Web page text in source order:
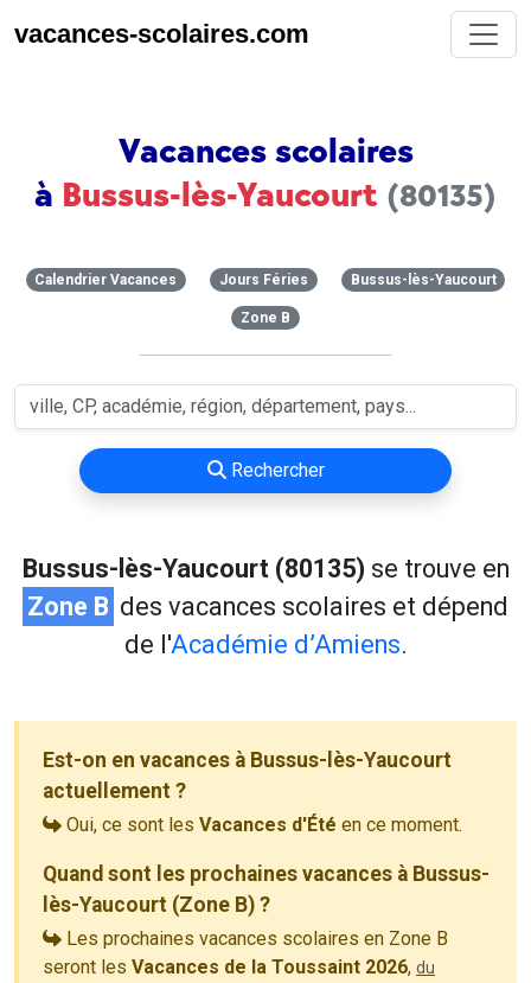
vacances-scolaires.com
Vacances scolaires
à Bussus-lès-Yaucourt (80135)
Calendrier Vacances Jours Féries Bussus-lès-Yaucourt
Zone B
Rechercher
Bussus-lès-Yaucourt (80135) se trouve en
Zone B des vacances scolaires et dépend
de l'Académie d’Amiens.
Est-on en vacances à Bussus-lès-Yaucourt
actuellement ?
Oui, ce sont les Vacances d'Été en ce moment.
Quand sont les prochaines vacances à Bussus-
lès-Yaucourt (Zone B) ?
Les prochaines vacances scolaires en Zone B
seront les Vacances de la Toussaint 2026, du